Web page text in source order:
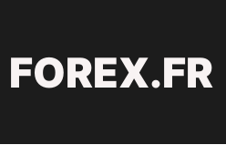
FOREX.FR